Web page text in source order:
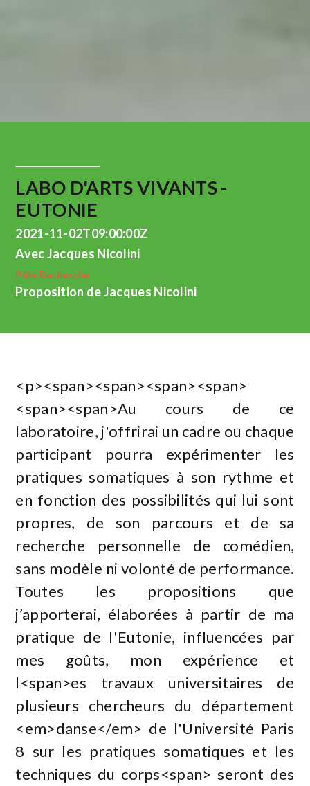
LABO D'ARTS VIVANTS -
EUTONIE
2021-11-02T09:00:00Z
Avec Jacques Nicolini
Pôle Recherche
Proposition de Jacques Nicolini
<p><span><span><span><span>
<span><span>Au cours de ce
laboratoire, j'offrirai un cadre ou chaque
participant pourra expérimenter les
pratiques somatiques à son rythme et
en fonction des possibilités qui lui sont
propres, de son parcours et de sa
recherche personnelle de comédien,
sans modèle ni volonté de performance.
Toutes les propositions que
j’apporterai, élaborées à partir de ma
pratique de l'Eutonie, influencées par
mes goûts, mon expérience et
l<span>es travaux universitaires de
plusieurs chercheurs du département
<em>danse</em> de l'Université Paris
8 sur les pratiques somatiques et les
techniques du corps<span> seront des